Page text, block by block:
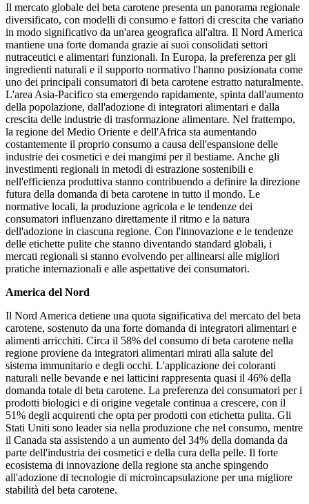
Il mercato globale del beta carotene presenta un panorama regionale
diversificato, con modelli di consumo e fattori di crescita che variano
in modo significativo da un'area geografica all'altra. Il Nord America
mantiene una forte domanda grazie ai suoi consolidati settori
nutraceutici e alimentari funzionali. In Europa, la preferenza per gli
ingredienti naturali e il supporto normativo l'hanno posizionata come
uno dei principali consumatori di beta carotene estratto naturalmente.
L'area Asia-Pacifico sta emergendo rapidamente, spinta dall'aumento
della popolazione, dall'adozione di integratori alimentari e dalla
crescita delle industrie di trasformazione alimentare. Nel frattempo,
la regione del Medio Oriente e dell'Africa sta aumentando
costantemente il proprio consumo a causa dell'espansione delle
industrie dei cosmetici e dei mangimi per il bestiame. Anche gli
investimenti regionali in metodi di estrazione sostenibili e
nell'efficienza produttiva stanno contribuendo a definire la direzione
futura della domanda di beta carotene in tutto il mondo. Le
normative locali, la produzione agricola e le tendenze dei
consumatori influenzano direttamente il ritmo e la natura
dell'adozione in ciascuna regione. Con l'innovazione e le tendenze
delle etichette pulite che stanno diventando standard globali, i
mercati regionali si stanno evolvendo per allinearsi alle migliori
pratiche internazionali e alle aspettative dei consumatori.
America del Nord
Il Nord America detiene una quota significativa del mercato del beta
carotene, sostenuto da una forte domanda di integratori alimentari e
alimenti arricchiti. Circa il 58% del consumo di beta carotene nella
regione proviene da integratori alimentari mirati alla salute del
sistema immunitario e degli occhi. L'applicazione dei coloranti
naturali nelle bevande e nei latticini rappresenta quasi il 46% della
domanda totale di beta carotene. La preferenza dei consumatori per i
prodotti biologici e di origine vegetale continua a crescere, con il
51% degli acquirenti che opta per prodotti con etichetta pulita. Gli
Stati Uniti sono leader sia nella produzione che nel consumo, mentre
il Canada sta assistendo a un aumento del 34% della domanda da
parte dell'industria dei cosmetici e della cura della pelle. Il forte
ecosistema di innovazione della regione sta anche spingendo
all'adozione di tecnologie di microincapsulazione per una migliore
stabilità del beta carotene.